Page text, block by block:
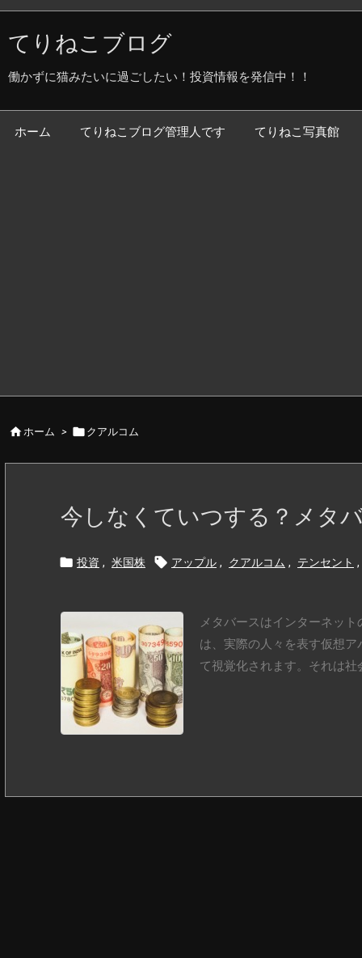
てりねこブログ
働かずに猫みたいに過ごしたい！投資情報を発信中！！
ホーム てりねこブログ管理人です てりねこ写真館
ホーム >  クアルコム
今しなくていつする？メタ
 投資 , 米国株  アップル , クアルコム , テンセント ,
メタバースはインターネッ
は、実際の人々を表す仮想
て視覚化されます。それは